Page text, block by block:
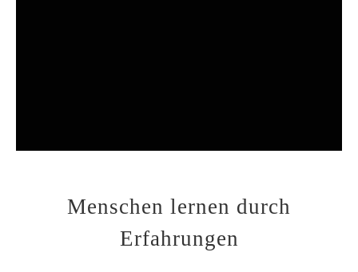
Menschen lernen durch
Erfahrungen